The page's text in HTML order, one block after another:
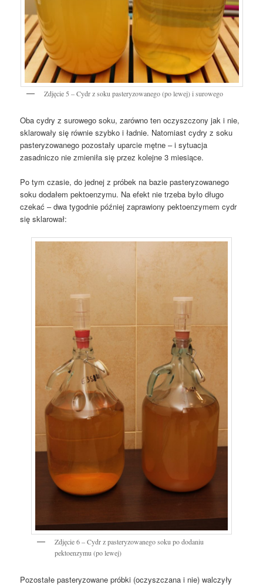
Zdjęcie 5 – Cydr z soku pasteryzowanego (po lewej) i surowego
Oba cydry z surowego soku, zarówno ten oczyszczony jak i nie,
sklarowały się równie szybko i ładnie. Natomiast cydry z soku
pasteryzowanego pozostały uparcie mętne – i sytuacja
zasadniczo nie zmieniła się przez kolejne 3 miesiące.
Po tym czasie, do jednej z próbek na bazie pasteryzowanego
soku dodałem pektoenzymu. Na efekt nie trzeba było długo
czekać – dwa tygodnie później zaprawiony pektoenzymem cydr
się sklarował:
Zdjęcie 6 – Cydr z pasteryzowanego soku po dodaniu
pektoenzymu (po lewej)
Pozostałe pasteryzowane próbki (oczyszczana i nie) walczyły